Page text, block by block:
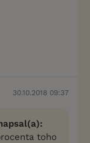
30.10.2018 09:37
toho